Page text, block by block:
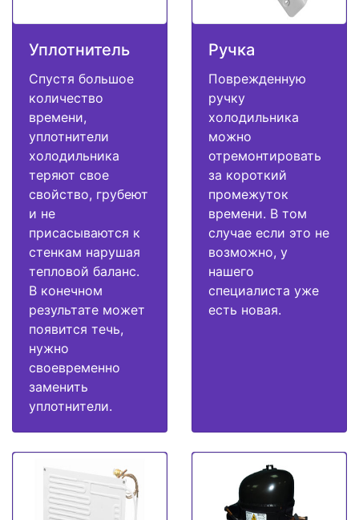
Уплотнитель
Спустя большое
количество
времени,
уплотнители
холодильника
теряют свое
свойство, грубеют
и не
присасываются к
стенкам нарушая
тепловой баланс.
В конечном
результате может
появится течь,
нужно
своевременно
заменить
уплотнители.
Ручка
Поврежденную
ручку
холодильника
можно
отремонтировать
за короткий
промежуток
времени. В том
случае если это не
возможно, у
нашего
специалиста уже
есть новая.